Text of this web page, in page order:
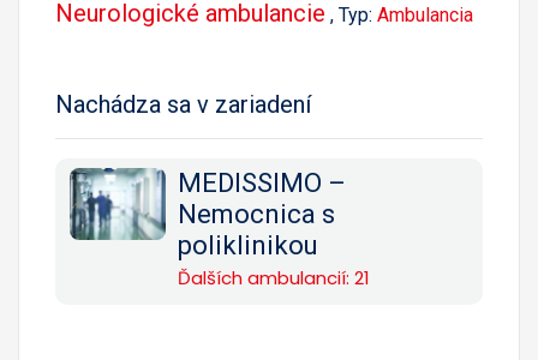
Neurologické ambulancie , Typ: Ambulancia
Nachádza sa v zariadení
MEDISSIMO –
Nemocnica s
poliklinikou
Ďalších ambulancií: 21